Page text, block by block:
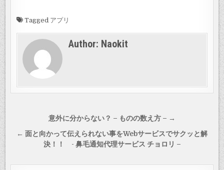
Tagged アプリ
Author: Naokit
稿
ビ
意外に分からない？ – ものの数え方 – →
← 面と向かって伝えられない事をWebサービスでサクッと解
決！！ - 鼻毛通知代理サービス チョロリ –